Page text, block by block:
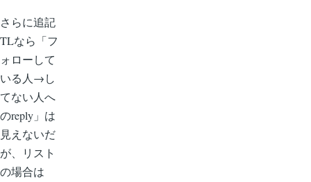
さらに追記
TLなら「フ
ォローして
いる人→し
てない人へ
のreply」は
見えないだ
が、リスト
の場合は